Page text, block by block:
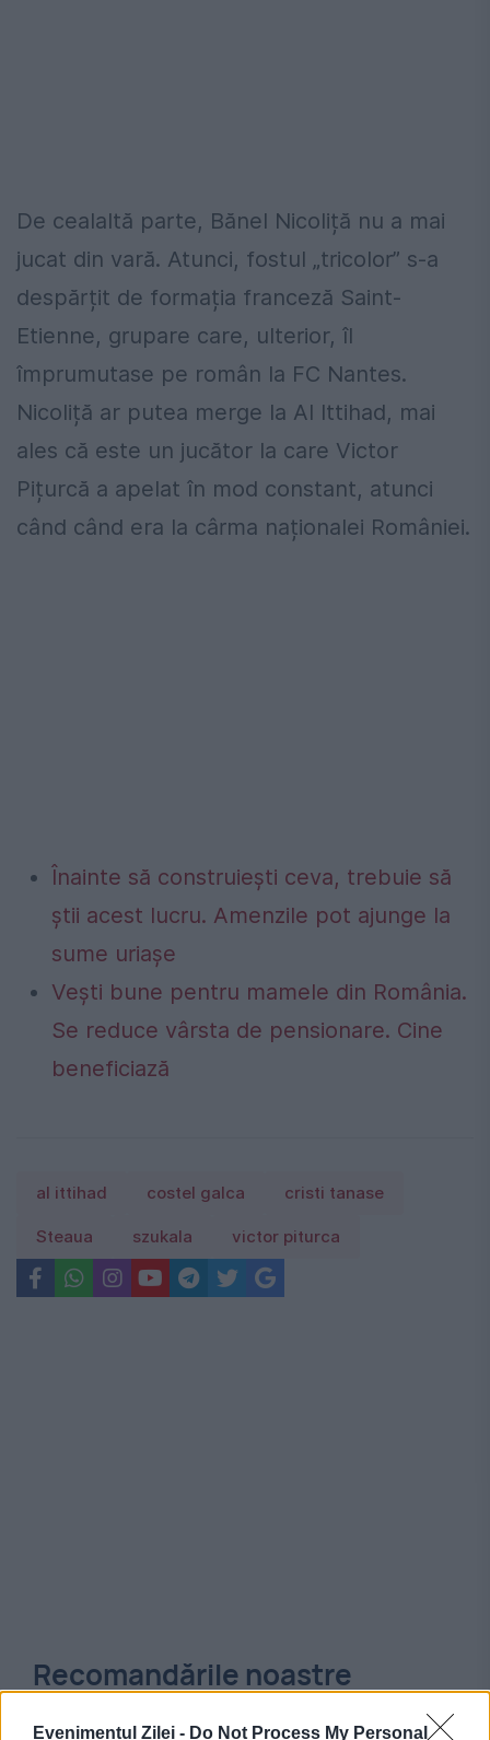
Evenimentul Zilei - Do Not Process My Personal
De cealaltă parte, Bănel Nicoliță nu a mai
jucat din vară. Atunci, fostul „tricolor” s-a
despărțit de formația franceză Saint-
Etienne, grupare care, ulterior, îl
împrumutase pe român la FC Nantes.
Nicoliță ar putea merge la Al Ittihad, mai
ales că este un jucător la care Victor
Pițurcă a apelat în mod constant, atunci
când când era la cârma naționalei României.
Înainte să construiești ceva, trebuie să
știi acest lucru. Amenzile pot ajunge la
sume uriașe
Vești bune pentru mamele din România.
Se reduce vârsta de pensionare. Cine
beneficiază
al ittihad costel galca cristi tanase
Steaua szukala victor piturca
Recomandările noastre